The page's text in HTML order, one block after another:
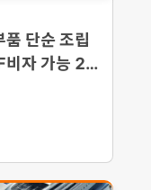
품 단순 조립
비자 가능 2교